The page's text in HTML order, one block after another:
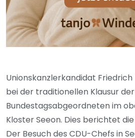
Unionskanzlerkandidat
bei der traditionellen Klausur der
Bundestagsabgeordneten im
Kloster Seeon. Dies berichtet die
Der Besuch des CDU-Chefs in